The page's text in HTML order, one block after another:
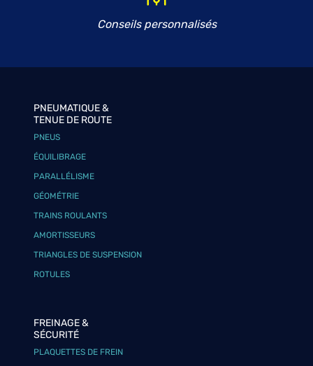
Conseils personnalisés
PNEUMATIQUE &
TENUE DE ROUTE
PNEUS
ÉQUILIBRAGE
PARALLÉLISME
GÉOMÉTRIE
TRAINS ROULANTS
AMORTISSEURS
TRIANGLES DE SUSPENSION
ROTULES
FREINAGE &
SÉCURITÉ
PLAQUETTES DE FREIN